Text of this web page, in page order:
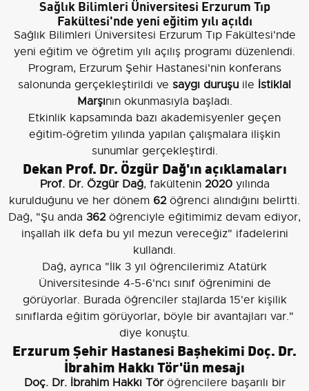
Sağlık Bilimleri Üniversitesi Erzurum Tıp
Fakültesi'nde yeni eğitim yılı açıldı
Sağlık Bilimleri Üniversitesi Erzurum Tıp Fakültesi'nde
yeni eğitim ve öğretim yılı açılış programı düzenlendi.
Program, Erzurum Şehir Hastanesi'nin konferans
salonunda gerçekleştirildi ve saygı duruşu ile İstiklal
Marşının okunmasıyla başladı.
Etkinlik kapsamında bazı akademisyenler geçen
eğitim-öğretim yılında yapılan çalışmalara ilişkin
sunumlar gerçekleştirdi.
Dekan Prof. Dr. Özgür Dağ'ın açıklamaları
Prof. Dr. Özgür Dağ, fakültenin 2020yılında
kurulduğunu ve her dönem 62 öğrenci alındığını belirtti.
Dağ, "Şu anda 362 öğrenciyle eğitimimiz devam ediyor,
inşallah ilk defa bu yıl mezun vereceğiz" ifadelerini
kullandı.
Dağ, ayrıca "İlk 3 yıl öğrencilerimiz Atatürk
Üniversitesinde 4-5-6'ncı sınıf öğrenimini de
görüyorlar. Burada öğrenciler stajlarda 15'er kişilik
sınıflarda eğitim görüyorlar, böyle bir avantajları var."
diye konuştu.
Erzurum Şehir Hastanesi Başhekimi Doç. Dr.
İbrahim Hakkı Tör'ün mesajı
Doç. Dr. İbrahim Hakkı Töröğrencilere başarılı bir